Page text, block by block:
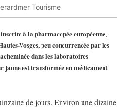
Tourisme
inscrite à la pharmacopée européenne,
Vosges, peu concurrencée par les
dans les laboratoires
est transformée en médicament
de jours. Environ une dizaine